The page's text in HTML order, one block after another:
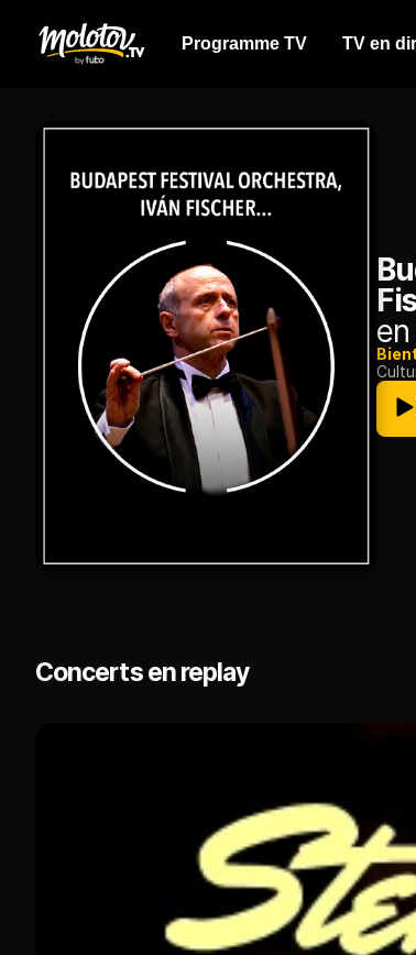
Programme TV TV en
Concerts en replay